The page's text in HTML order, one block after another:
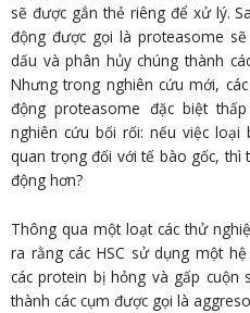
sẽ được gắn thẻ riêng để xử lý.
động được gọi là proteasome
dấu và phân hủy chúng thành
Nhưng trong nghiên cứu mới,
động proteasome đặc biệt
nghiên cứu bối rối: nếu việc
quan trọng đối với tế bào gốc,
động hơn?
Thông qua một loạt các thử
ra rằng các HSC sử dụng một
các protein bị hỏng và gấp cuộn
thành các cụm được gọi là